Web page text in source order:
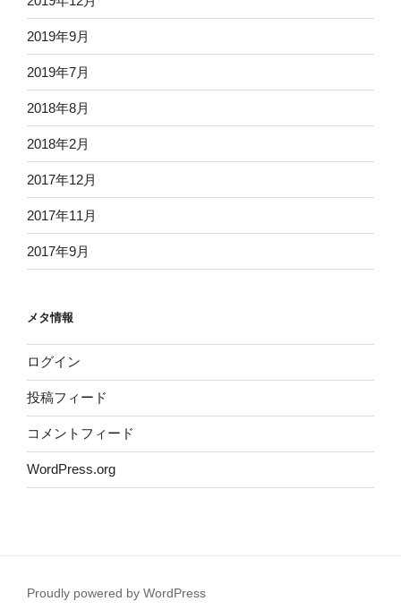
2019年9月
2019年7月
2018年8月
2018年2月
2017年12月
2017年11月
2017年9月
メタ情報
ログイン
投稿フィード
コメントフィード
WordPress.org
Proudly powered by WordPress